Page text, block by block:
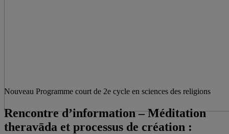
Nouveau Programme court de 2e cycle en sciences des religions
Rencontre d’information – Méditation
theravāda et processus de création :